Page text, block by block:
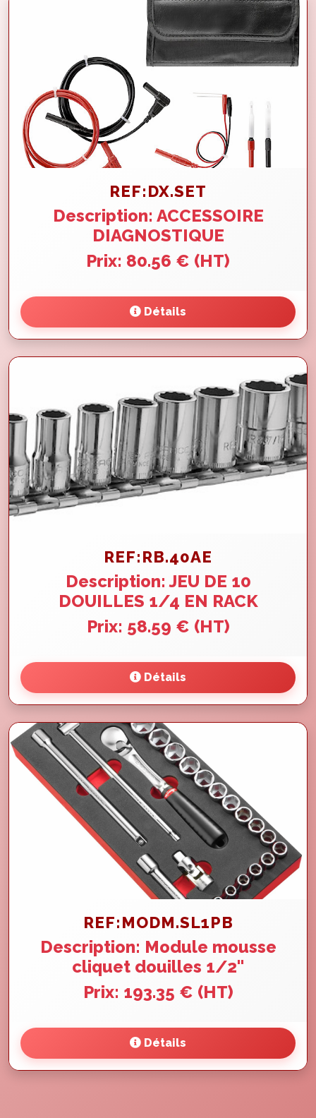
REF:DX.SET
Description: ACCESSOIRE
DIAGNOSTIQUE
Prix: 80.56 € (HT)
Détails
REF:RB.40AE
Description: JEU DE 10
DOUILLES 1/4 EN RACK
Prix: 58.59 € (HT)
Détails
REF:MODM.SL1PB
Description: Module mousse
cliquet douilles 1/2''
Prix: 193.35 € (HT)
Détails